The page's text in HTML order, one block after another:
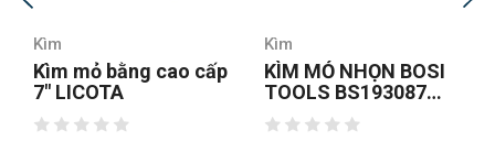
Kìm
Kìm mỏ bằng cao cấp
7″ LICOTA
Kìm
KÌM MỎ NHỌN BOSI
TOOLS BS193087
8INCH/200MM